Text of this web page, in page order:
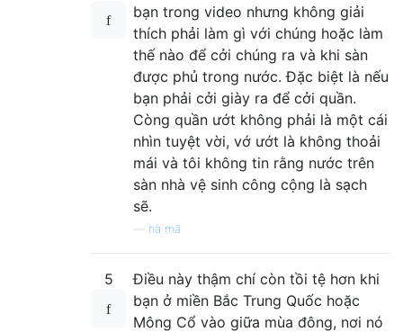
bạn trong video nhưng không giải
thích phải làm gì với chúng hoặc làm
thế nào để cởi chúng ra và khi sàn
được phủ trong nước. Đặc biệt là nếu
bạn phải cởi giày ra để cởi quần.
Còng quần ướt không phải là một cái
nhìn tuyệt vời, vớ ướt là không thoải
mái và tôi không tin rằng nước trên
sàn nhà vệ sinh công cộng là sạch
sẽ.
hà mã
5
Điều này thậm chí còn tồi tệ hơn khi
bạn ở miền Bắc Trung Quốc hoặc
Mông Cổ vào giữa mùa đông, nơi nó